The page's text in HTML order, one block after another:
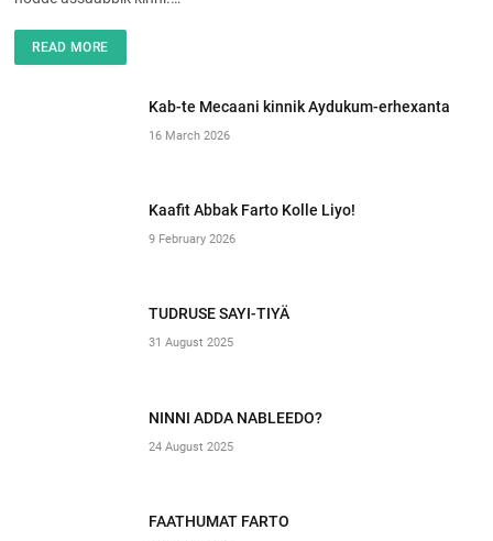
READ MORE
Kab-te Mecaani kinnik Aydukum-erhexanta
16 March 2026
Kaafit Abbak Farto Kolle Liyo!
9 February 2026
TUDRUSE SAYI-TIYÄ
31 August 2025
NINNI ADDA NABLEEDO?
24 August 2025
FAATHUMAT FARTO